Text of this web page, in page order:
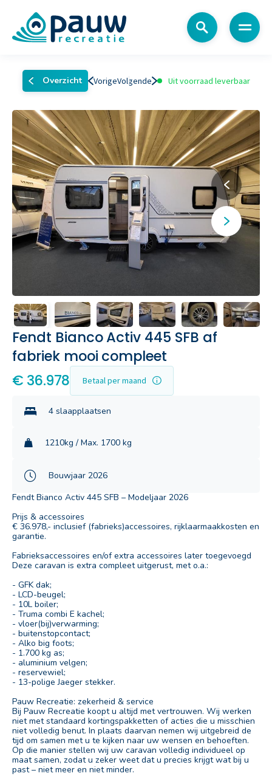
Menu
Overzicht VorigeVolgende Uit voorraad leverbaar
Fendt Bianco Activ 445 SFB af
fabriek mooi compleet
€ 36.978 Betaal per maand
4 slaapplaatsen
1210kg / Max. 1700 kg
Bouwjaar 2026
Fendt Bianco Activ 445 SFB – Modeljaar 2026
Prijs & accessoires
€ 36.978,- inclusief (fabrieks)accessoires, rijklaarmaakkosten en
garantie.
Fabrieksaccessoires en/of extra accessoires later toegevoegd
Deze caravan is extra compleet uitgerust, met o.a.:
- GFK dak;
- LCD-beugel;
- 10L boiler;
- Truma combi E kachel;
- vloer(bij)verwarming;
- buitenstopcontact;
- Alko big foots;
- 1.700 kg as;
- aluminium velgen;
- reservewiel;
- 13-polige Jaeger stekker.
Pauw Recreatie: zekerheid & service
Bij Pauw Recreatie koopt u altijd met vertrouwen. Wij werken
niet met standaard kortingspakketten of acties die u misschien
niet volledig benut. In plaats daarvan nemen wij uitgebreid de
tijd om samen met u te kijken naar uw wensen en behoeften.
Op die manier stellen wij uw caravan volledig individueel op
maat samen, zodat u zeker weet dat u precies krijgt wat bij u
past – niet meer en niet minder.